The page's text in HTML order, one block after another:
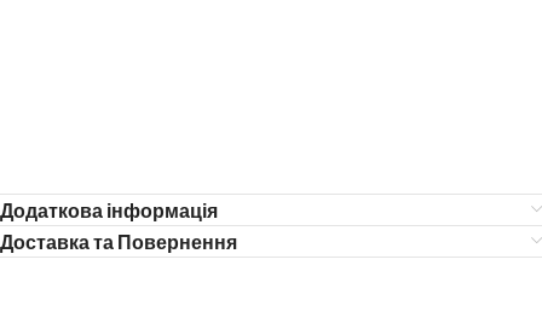
Додаткова інформація
Доставка та Повернення